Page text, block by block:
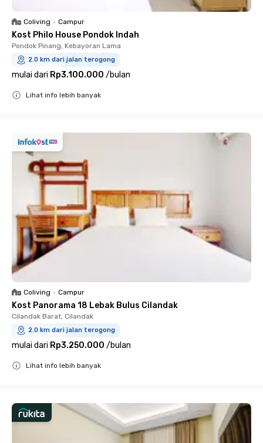
Coliving • Campur
Kost Philo House Pondok Indah
Pondok Pinang, Kebayoran Lama
2.0 km dari jalan terogong
mulai dari Rp3.100.000 /bulan
Lihat info lebih banyak
Coliving • Campur
Kost Panorama 18 Lebak Bulus Cilandak
Cilandak Barat, Cilandak
2.0 km dari jalan terogong
mulai dari Rp3.250.000 /bulan
Lihat info lebih banyak